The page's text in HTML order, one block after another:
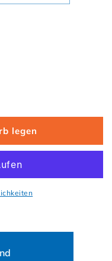
Baumwoll Kinder
für Bio-Baumwoll
legen